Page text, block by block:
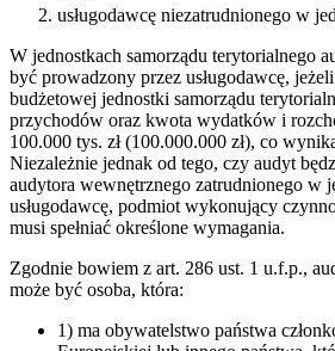
usługodawcę niezatrudnionego w
W jednostkach samorządu terytorialnego
być prowadzony przez usługodawcę,
budżetowej jednostki samorządu
przychodów oraz kwota wydatków i
100.000 tys. zł (100.000.000 zł), co
Niezależnie jednak od tego, czy audyt
audytora wewnętrznego zatrudnionego w
usługodawcę, podmiot wykonujący
musi spełniać określone wymagania.
Zgodnie bowiem z art. 286 ust. 1 u.f.p.,
może być osoba, która:
1) ma obywatelstwo państwa